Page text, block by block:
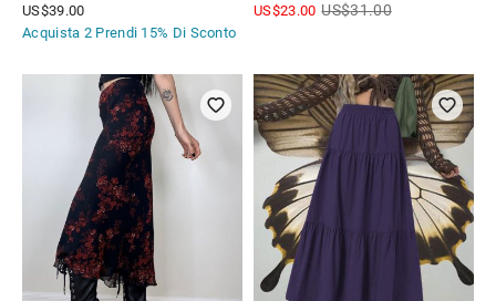
US$39.00
Acquista 2 Prendi 15% Di Sconto
US$23.00 US$31.00